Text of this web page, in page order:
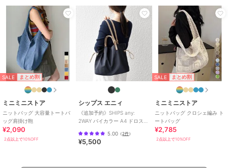
SALE まとめ割
ミニミニストア
ニットバッグ 大容量トートバ
ッグ肩掛け鞄
¥2,090
2点以上で10%OFF
シップス エニィ
《追加予約》SHIPS any:
2WAY バイカラー A4 ドロスト
5.00 （2件）
¥5,500
SALE まとめ割
ミニミニストア
ニットバッグ クロシェ編み ト
ートバッグ
¥2,785
2点以上で10%OFF